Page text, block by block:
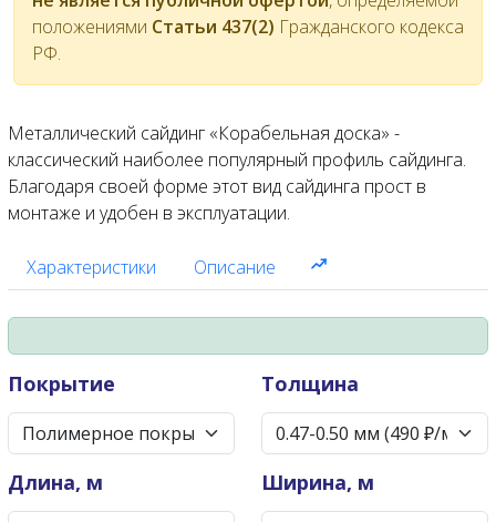
положениями Статьи 437(2) Гражданского кодекса
РФ.
Металлический сайдинг «Корабельная доска» -
классический наиболее популярный профиль сайдинга.
Благодаря своей форме этот вид сайдинга прост в
монтаже и удобен в эксплуатации.
Характеристики Описание
Покрытие Толщина
Длина, м Ширина, м